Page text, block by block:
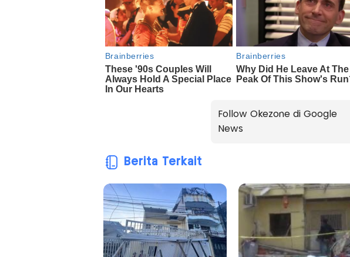
Follow Okezone di Google
News
Berita Terkait